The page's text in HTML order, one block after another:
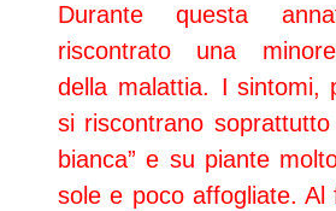
Durante
questa
riscontrato una
della malattia. I sintomi,
si riscontrano
bianca” e su piante
sole e poco affogliate. Al